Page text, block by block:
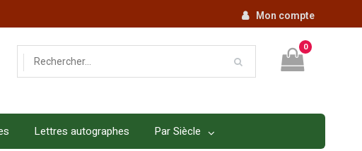
Mon compte
0
Lettres autographes Par Siècle